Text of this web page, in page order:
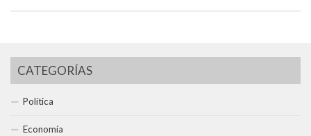
CATEGORÍAS
Política
Economía